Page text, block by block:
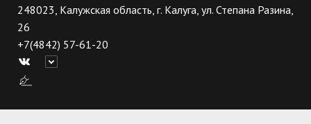
248023, Калужская область, г. Калуга, ул. Степана Разина,
26
+7(4842) 57-61-20